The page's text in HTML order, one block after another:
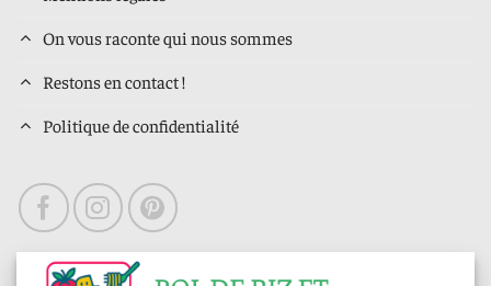
On vous raconte qui nous sommes
Restons en contact !
Politique de confidentialité